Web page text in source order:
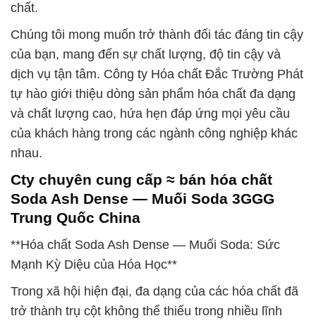
chất.
Chúng tôi mong muốn trở thành đối tác đáng tin cậy
của bạn, mang đến sự chất lượng, độ tin cậy và
dịch vụ tận tâm. Công ty Hóa chất Đắc Trường Phát
tự hào giới thiệu dòng sản phẩm hóa chất đa dạng
và chất lượng cao, hứa hẹn đáp ứng mọi yêu cầu
của khách hàng trong các ngành công nghiệp khác
nhau.
Cty chuyên cung cấp ≈ bán hóa chất
Soda Ash Dense — Muối Soda 3GGG
Trung Quốc China
**Hóa chất Soda Ash Dense — Muối Soda: Sức
Mạnh Kỳ Diệu của Hóa Học**
Trong xã hội hiện đại, đa dạng của các hóa chất đã
trở thành trụ cột không thể thiếu trong nhiều lĩnh